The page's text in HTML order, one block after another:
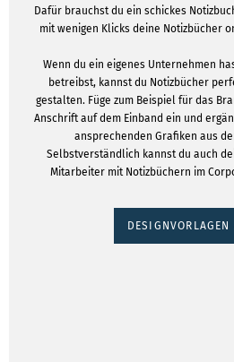
Dafür brauchst du ein schickes
mit wenigen Klicks deine Notizbücher
Wenn du ein eigenes Unternehmen
betreibst, kannst du Notizbücher
gestalten. Füge zum Beispiel für das
Anschrift auf dem Einband ein und
ansprechenden Grafiken aus
Selbstverständlich kannst du auch
Mitarbeiter mit Notizbüchern im
DESIGNVORLAGEN